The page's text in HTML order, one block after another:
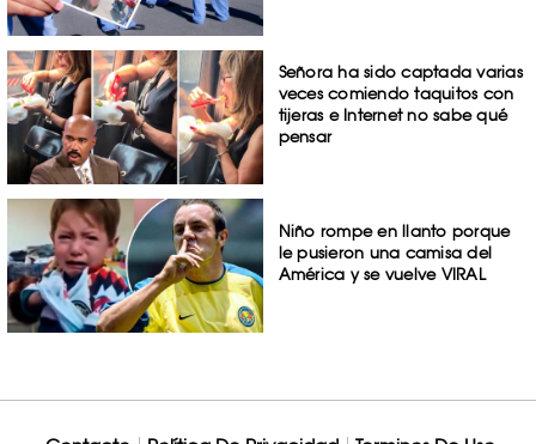
Señora ha sido captada varias
veces comiendo taquitos con
tijeras e Internet no sabe qué
pensar
Niño rompe en llanto porque
le pusieron una camisa del
América y se vuelve VIRAL